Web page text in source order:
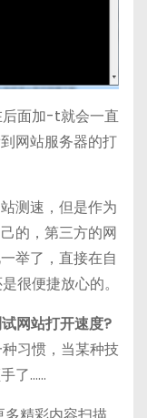
面加-t就会一直
网站服务器的打
测速，但是作为
的，第三方的网
举了，直接在自
很便捷放心的。
网站打开速度?
习惯，当某种技
了……